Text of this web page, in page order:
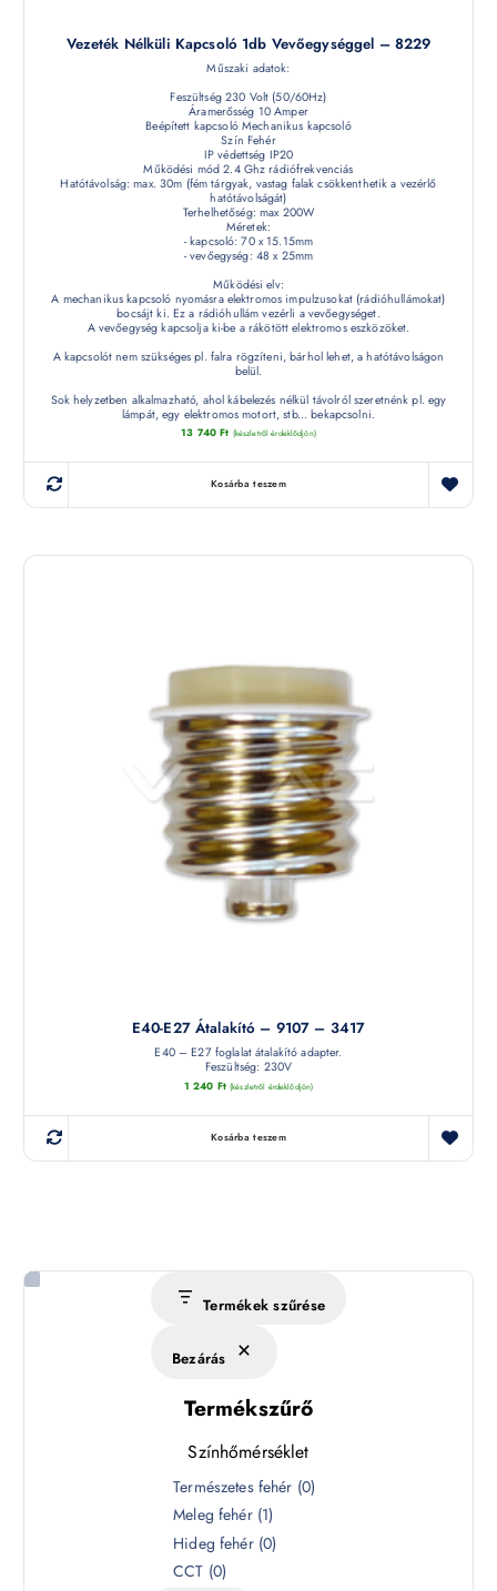
Vezeték Nélküli Kapcsoló 1db Vevőegységgel – 8229
Műszaki adatok:
Feszültség 230 Volt (50/60Hz)
Áramerősség 10 Amper
Beépített kapcsoló Mechanikus kapcsoló
Szín Fehér
IP védettség IP20
Működési mód 2.4 Ghz rádiófrekvenciás
Hatótávolság: max. 30m (fém tárgyak, vastag falak csökkenthetik a vezérlő
hatótávolságát)
Terhelhetőség: max 200W
Méretek:
- kapcsoló: 70 x 15.15mm
- vevőegység: 48 x 25mm
Működési elv:
A mechanikus kapcsoló nyomásra elektromos impulzusokat (rádióhullámokat)
bocsájt ki. Ez a rádióhullám vezérli a vevőegységet.
A vevőegység kapcsolja ki-be a rákötött elektromos eszközöket.
A kapcsolót nem szükséges pl. falra rögzíteni, bárhol lehet, a hatótávolságon
belül.
Sok helyzetben alkalmazható, ahol kábelezés nélkül távolról szeretnénk pl. egy
lámpát, egy elektromos motort, stb... bekapcsolni.
13 740Ft (készletről érdeklődjön)
Kosárba teszem
E40-E27 Átalakító – 9107 – 3417
E40 – E27 foglalat átalakító adapter.
Feszültség: 230V
1 240 Ft (készletről érdeklődjön)
Kosárba teszem
Termékek szűrése
Bezárás
Termékszűrő
Színhőmérséklet
Természetes fehér (0)
Meleg fehér (1)
Hideg fehér (0)
CCT (0)